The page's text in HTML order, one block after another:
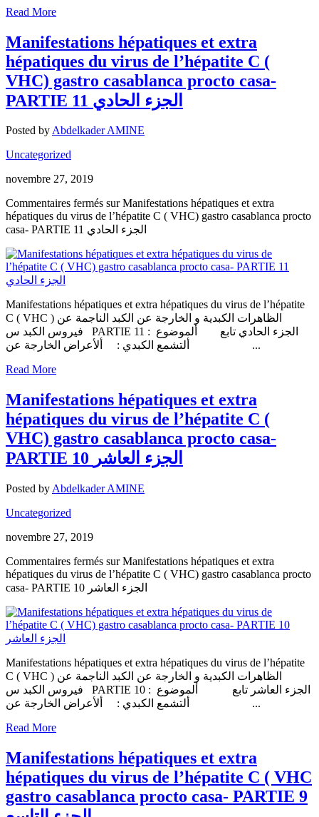
Read More
Manifestations hépatiques et extra
hépatiques du virus de l’hépatite C (
VHC) gastro casablanca procto casa-
PARTIE 11 الجزء الحادي
Posted byAbdelkader AMINE
Uncategorized
novembre 27, 2019
Commentaires fermés sur Manifestations hépatiques et extra
hépatiques du virus de l’hépatite C ( VHC) gastro casablanca procto
casa- PARTIE 11 الجزء الحادي
Manifestations hépatiques et extra hépatiques du virus de l’hépatite
C ( VHC ) الظاهرات الكبدية و الخارجة عن الكبد الناجمة عن
فيروس الكبد س PARTIE 11 الجزء الحادي تابع ألموضوع :
ألتشمع الكبدي : ألأعراض الخارجة عن...
Read More
Manifestations hépatiques et extra
hépatiques du virus de l’hépatite C (
VHC) gastro casablanca procto casa-
PARTIE 10 الجزء العاشر
Posted by Abdelkader AMINE
Uncategorized
novembre 27, 2019
Commentaires fermés sur Manifestations hépatiques et extra
hépatiques du virus de l’hépatite C ( VHC) gastro casablanca procto
casa- PARTIE 10 الجزء العاشر
Manifestations hépatiques et extra hépatiques du virus de l’hépatite
C ( VHC ) الظاهرات الكبدية و الخارجة عن الكبد الناجمة عن
فيروس الكبد س PARTIE 10 الجزء العاشر تابع ألموضوع :
ألتشمع الكبدي : ألأعراض الخارجة عن...
Read More
Manifestations hépatiques et extra
hépatiques du virus de l’hépatite C ( VHC
gastro casablanca procto casa- PARTIE 9